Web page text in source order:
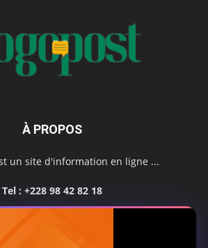
À PROPOS
un site d'information en ligne ...
Tel : +228 98 42 82 18